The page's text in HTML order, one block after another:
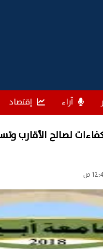
آراء إقتصاد
لصالح الأقارب